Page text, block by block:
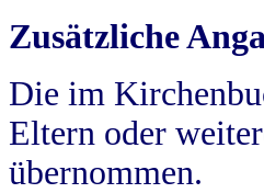
Zusätzliche
Die im
Eltern oder
übernommen.